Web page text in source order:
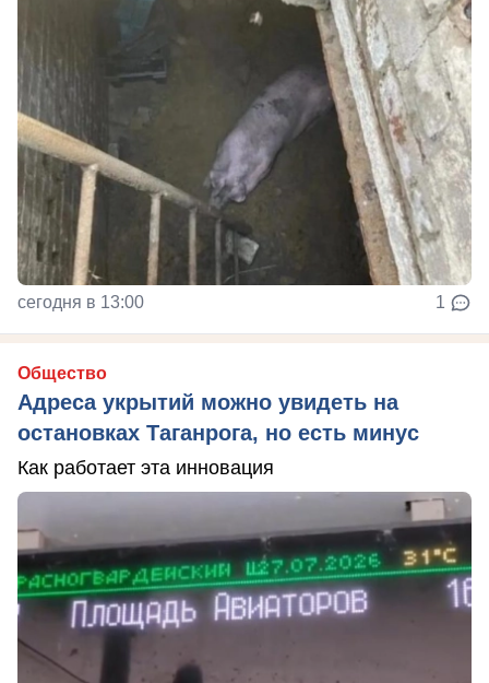
сегодня в 13:00 1
Общество
Адреса укрытий можно увидеть на
остановках Таганрога, но есть минус
Как работает эта инновация